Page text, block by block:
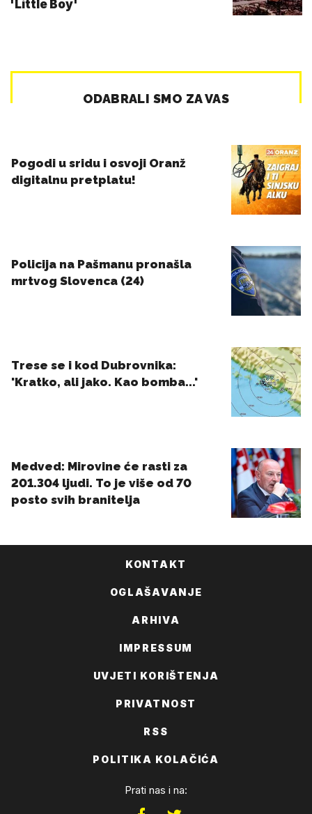
'Little Boy'
KONTAKT
OGLAŠAVANJE
ARHIVA
IMPRESSUM
UVJETI KORIŠTENJA
PRIVATNOST
RSS
POLITIKA KOLAČIĆA
Prati nas i na: